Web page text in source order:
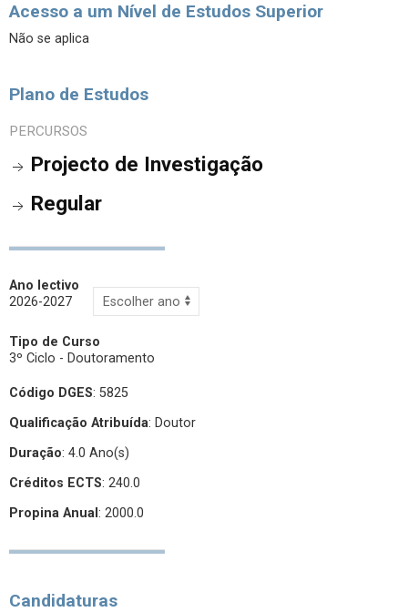
Acesso a um Nível de Estudos Superior
Não se aplica
Plano de Estudos
PERCURSOS
Projecto de Investigação
Regular
Ano lectivo
2026-2027
Tipo de Curso
3º Ciclo - Doutoramento
Código DGES: 5825
Qualificação Atribuída: Doutor
Duração: 4.0 Ano(s)
Créditos ECTS: 240.0
Propina Anual : 2000.0
Candidaturas